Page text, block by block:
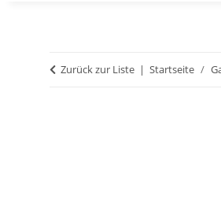
Zurück zur Liste Startseite